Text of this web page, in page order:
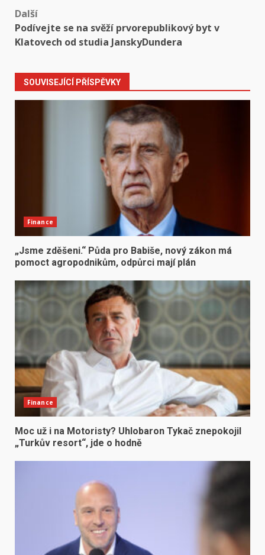
Další
Podívejte se na svěží prvorepublikový byt v
Klatovech od studia JanskyDundera
SOUVISEJÍCÍ PŘÍSPĚVKY
Finance
„Jsme zděšeni.“ Půda pro Babiše, nový zákon má
pomoct agropodnikům, odpůrci mají plán
Finance
Moc už i na Motoristy? Uhlobaron Tykač znepokojil
„Turkův resort“, jde o hodně